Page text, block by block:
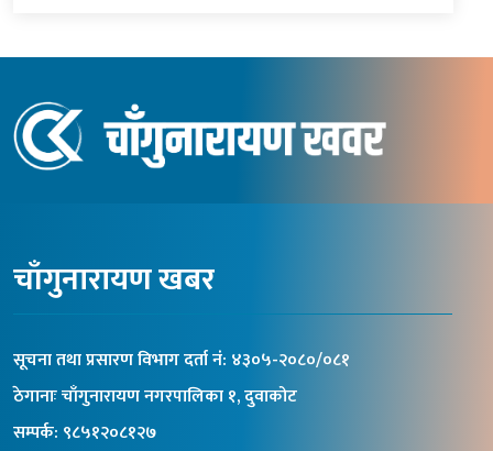
चाँगुनारायण खबर
सूचना तथा प्रसारण विभाग दर्ता नंं: ४३०५-२०८०/०८१
ठेगानाः चाँगुनारायण नगरपालिका १, दुवाकोट
सम्पर्क: ९८५१२०८१२७